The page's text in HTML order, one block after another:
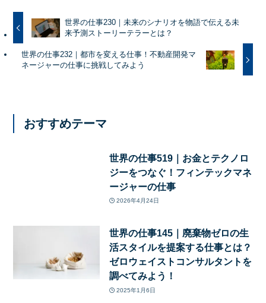
世界の仕事230｜未来のシナリオを物語で伝える未
来予測ストーリーテラーとは？
世界の仕事232｜都市を変える仕事！不動産開発マ
ネージャーの仕事に挑戦してみよう
おすすめテーマ
世界の仕事519｜お金とテクノロ
ジーをつなぐ！フィンテックマネ
ージャーの仕事
2026年4月24日
世界の仕事145｜廃棄物ゼロの生
活スタイルを提案する仕事とは？
ゼロウェイストコンサルタントを
調べてみよう！
2025年1月6日